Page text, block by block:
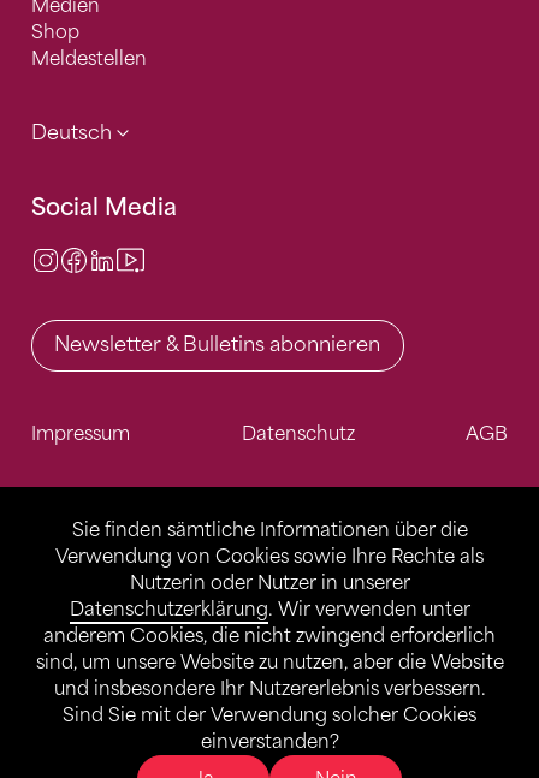
Sie finden sämtliche Informationen über die
Verwendung von Cookies sowie Ihre Rechte als
Nutzerin oder Nutzer in unserer
Datenschutzerklärung. Wir verwenden unter
anderem Cookies, die nicht zwingend erforderlich
sind, um unsere Website zu nutzen, aber die Website
und insbesondere Ihr Nutzererlebnis verbessern.
Sind Sie mit der Verwendung solcher Cookies
einverstanden?
Medien
Shop
Meldestellen
Deutsch
Social Media
Instagram
Facebook
LinkedIn
Newsletter & Bulletins abonnieren
Impressum Datenschutz AGB